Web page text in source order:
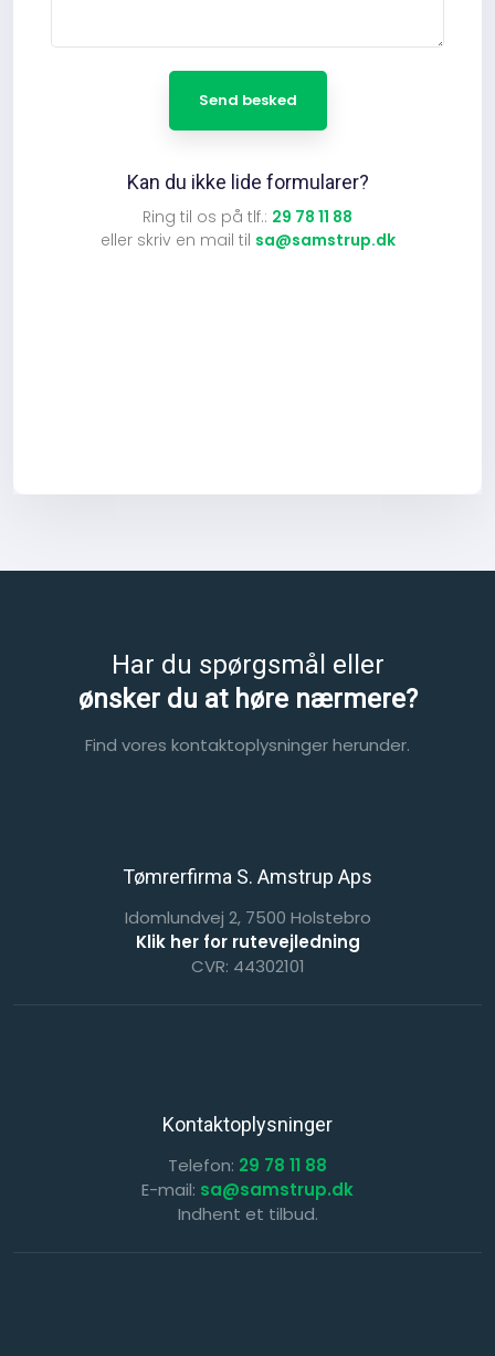
​Kan du ikke lide formularer?
Ring til os på tlf.: 29 78 11 88
​eller skriv en mail til sa@samstrup.dk
Har du spørgsmål eller
​ønsker du at høre nærmere?
Find vores kontaktoplysninger herunder.
Tømrerfirma S. Amstrup Aps
Idomlundvej 2, 7500 Holstebro
Klik her for rutevejledning
CVR: 44302101
Kontaktoplysninger
Telefon: 29 78 11 88
E-mail: sa@samstrup.dk
Indhent et tilbud.